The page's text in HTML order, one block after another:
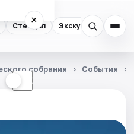
Стендап Экскурсии
×
☾
собрания События